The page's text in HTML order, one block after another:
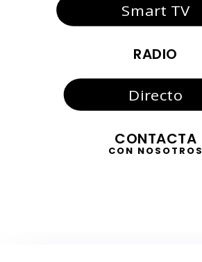
Smart TV
RADIO
Directo
CONTACTA
CON NOSOTROS